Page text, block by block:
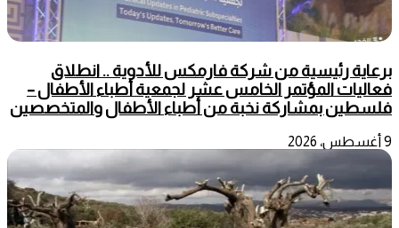
برعاية رئيسية من شركة فارمكس للأدوية .. انطلاق
فعاليات المؤتمر الخامس عشر لجمعية أطباء الأطفال –
فلسطين بمشاركة نخبة من أطباء الأطفال والمتخصصين
9 أغسطس، 2026